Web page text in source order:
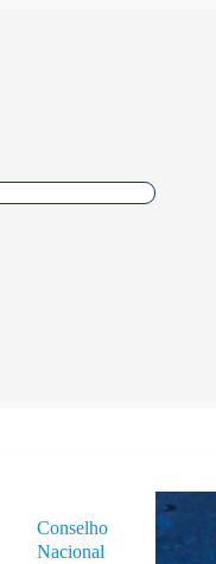
Conselho
Nacional